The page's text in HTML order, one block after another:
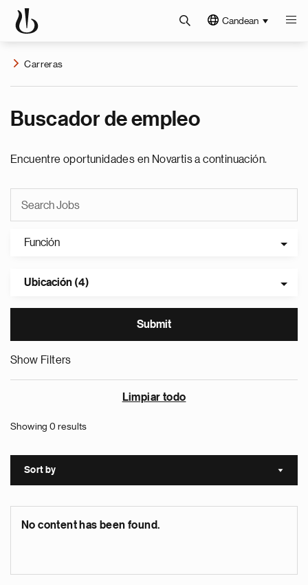
Candean
Carreras
Buscador de empleo
Encuentre oportunidades en Novartis a continuación.
Función
Ubicación (4)
Show Filters
Limpiar todo
Showing 0 results
Sort by Sort
No content has been found.